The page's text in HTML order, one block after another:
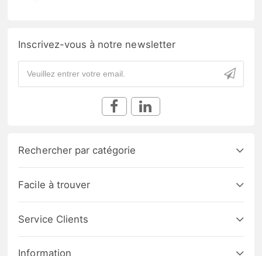
Inscrivez-vous à notre newsletter
Rechercher par catégorie
Facile à trouver
Service Clients
Information